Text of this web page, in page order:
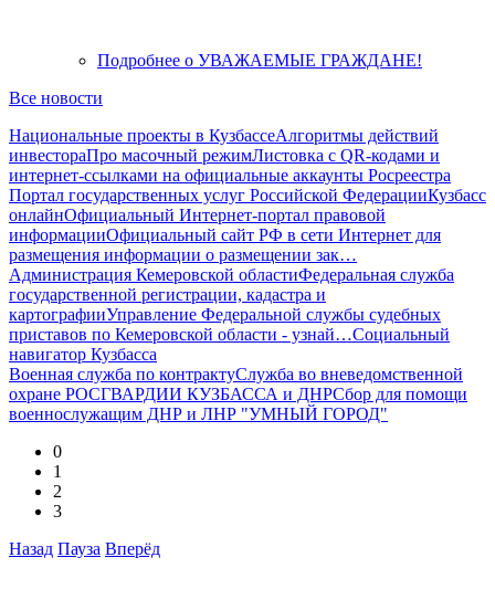
Подробнее о УВАЖАЕМЫЕ ГРАЖДАНЕ!
Все новости
Национальные проекты в КузбассеАлгоритмы действий
инвестораПро масочный режимЛистовка с QR-кодами и
интернет-ссылками на официальные аккаунты Росреестра
Портал государственных услуг Российской ФедерацииКузбасс
онлайнОфициальный Интернет-портал правовой
информацииОфициальный сайт РФ в сети Интернет для
размещения информации о размещении зак…
Администрация Кемеровской областиФедеральная служба
государственной регистрации, кадастра и
картографииУправление Федеральной службы судебных
приставов по Кемеровской области - узнай…Социальный
навигатор Кузбасса
Военная служба по контрактуСлужба во вневедомственной
охране РОСГВАРДИИ КУЗБАССА и ДНРСбор для помощи
военнослужащим ДНР и ЛНР "УМНЫЙ ГОРОД"
0
1
2
3
Назад Пауза Вперёд